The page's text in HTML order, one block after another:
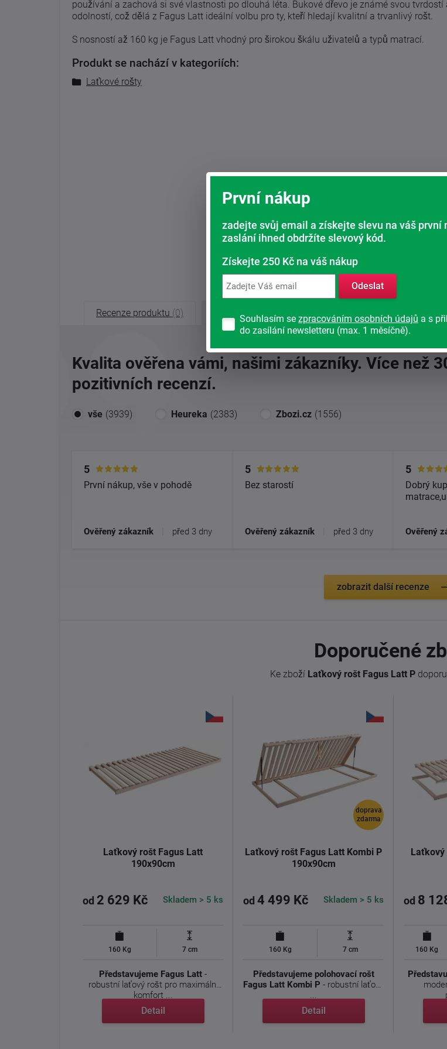
používání a zachová si své vlastnosti po dlouhá léta. Bukové dřevo je známé svou tvrdostí
odolností, což dělá z Fagus Latt ideální volbu pro ty, kteří hledají kvalitní a trvanlivý rošt.
S nosností až 160 kg je Fagus Latt vhodný pro širokou škálu uživatelů a typů matrací.
Produkt se nachází v kategoriích:
Laťkové rošty
Recenze produktu (0) Recenze obchodu
Kvalita ověřena vámi, našimi zákazníky. Více než
pozitivních recenzí.
vše (3939) Heureka (2383) Zbozi.cz (1556)
5
První nákup, vše v pohodě
Ověřený zákazník před 3 dny
5
Bez starostí
Ověřený zákazník před 3 dny
5
Dobrý
Ověřený
zobrazit další recenze
Doporučené
Ke zboží Laťkový rošt Fagus Latt P
Laťkový rošt Fagus Latt
190x90cm
od 2 629 Kč Skladem > 5 ks
160 Kg 7 cm
Představujeme Fagus Latt -
robustní laťový rošt pro maximální
komfort ...
Detail
doprava
zdarma
Laťkový rošt Fagus Latt Kombi P
190x90cm
od 4 499 Kč Skladem > 5 ks
160 Kg 7 cm
Představujeme polohovací rošt
Fagus Latt Kombi P - robustní laťový
...
Detail
od 8
160 Kg
První nákup
zadejte svůj email a získejte slevu na váš první
zaslání ihned obdržíte slevový kód.
Získejte 250 Kč na váš nákup
Odeslat
Souhlasím se zpracováním osobních údajů a s
do zasílání newsletteru (max. 1 měsíčně).